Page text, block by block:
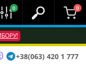
0 0
+38(063) 420 1 777